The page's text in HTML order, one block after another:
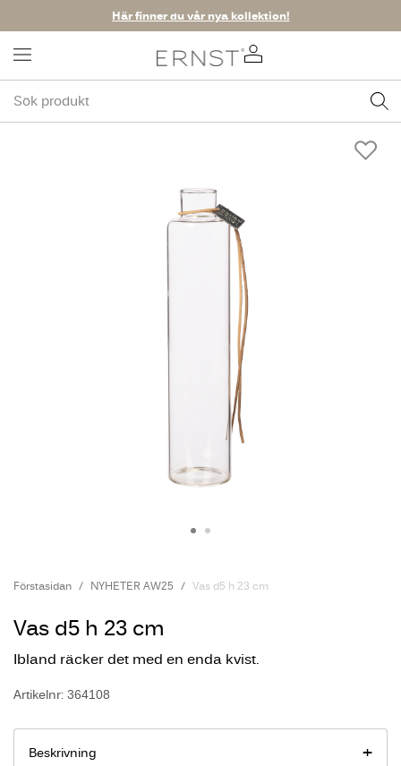
Här finner du vår nya kollektion!
Förstasidan NYHETER AW25 Vas d5 h 23 cm
Vas d5 h 23 cm
Ibland räcker det med en enda kvist.
Artikelnr: 364108
Beskrivning